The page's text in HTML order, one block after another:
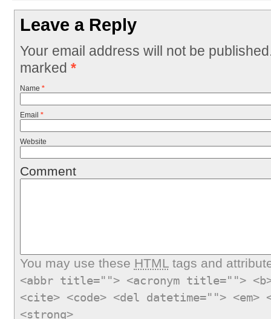
Leave a Reply
Your email address will not be
marked *
Name *
Email *
Website
Comment
You may use these HTMLtags and
<abbr title=""> <acronym title="">
<cite> <code> <del datetime="">
<strong>